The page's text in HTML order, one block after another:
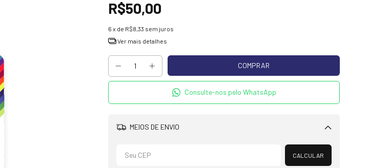
R$50,00
6 x de R$8,33 sem juros
Ver mais detalhes
Consulte-nos pelo WhatsApp
MEIOS DE ENVIO
Alterar CEP
CALCULAR